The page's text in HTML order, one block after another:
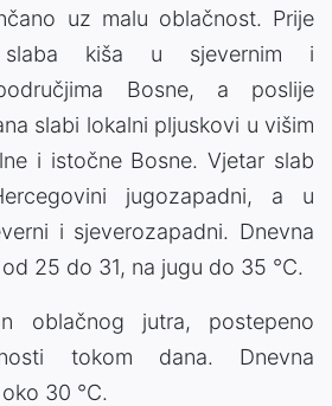
uz malu oblačnost. Prije
slaba kiša u sjevernim i
Bosne, a poslije
slabi lokalni pljuskovi u višim
i istočne Bosne. Vjetar slab
jugozapadni, a u
i sjeverozapadni. Dnevna
25 do 31, na jugu do 35 °C.
oblačnog jutra, postepeno
tokom dana. Dnevna
30 °C.